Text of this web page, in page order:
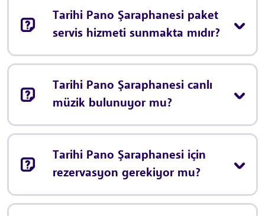
Tarihi Pano Şaraphanesi paket
servis hizmeti sunmakta mıdır?
Tarihi Pano Şaraphanesi canlı
müzik bulunuyor mu?
Tarihi Pano Şaraphanesi için
rezervasyon gerekiyor mu?